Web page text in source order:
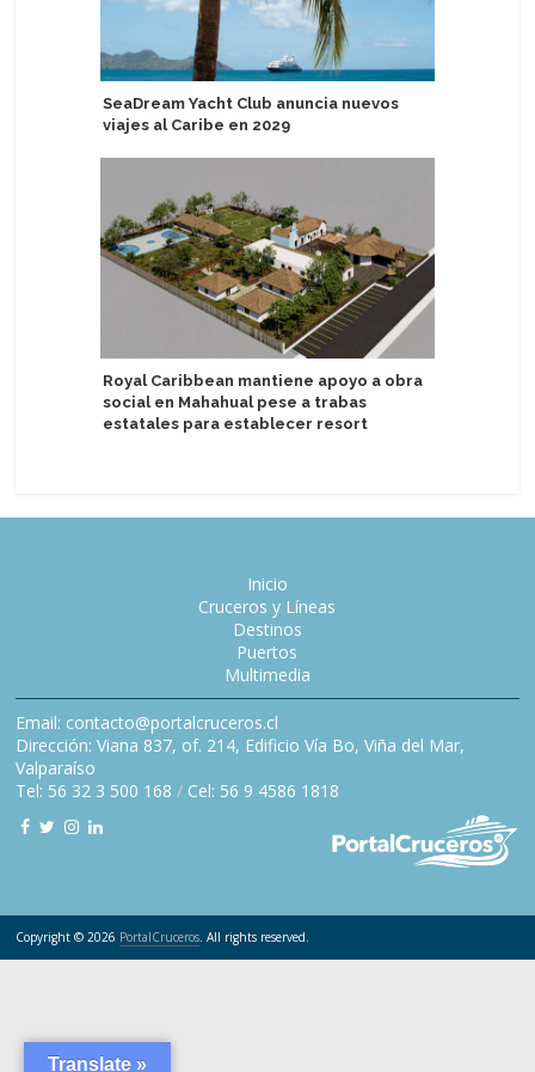
SeaDream Yacht Club anuncia nuevos
viajes al Caribe en 2029
Royal Caribbean mantiene apoyo a obra
social en Mahahual pese a trabas
estatales para establecer resort
Inicio
Cruceros y Líneas
Destinos
Puertos
Multimedia
Email: contacto@portalcruceros.cl
Dirección: Viana 837, of. 214, Edificio Vía Bo, Viña del Mar,
Valparaíso
Tel: 56 32 3 500 168 / Cel: 56 9 4586 1818
Copyright © 2026 PortalCruceros. All rights reserved.
Translate »